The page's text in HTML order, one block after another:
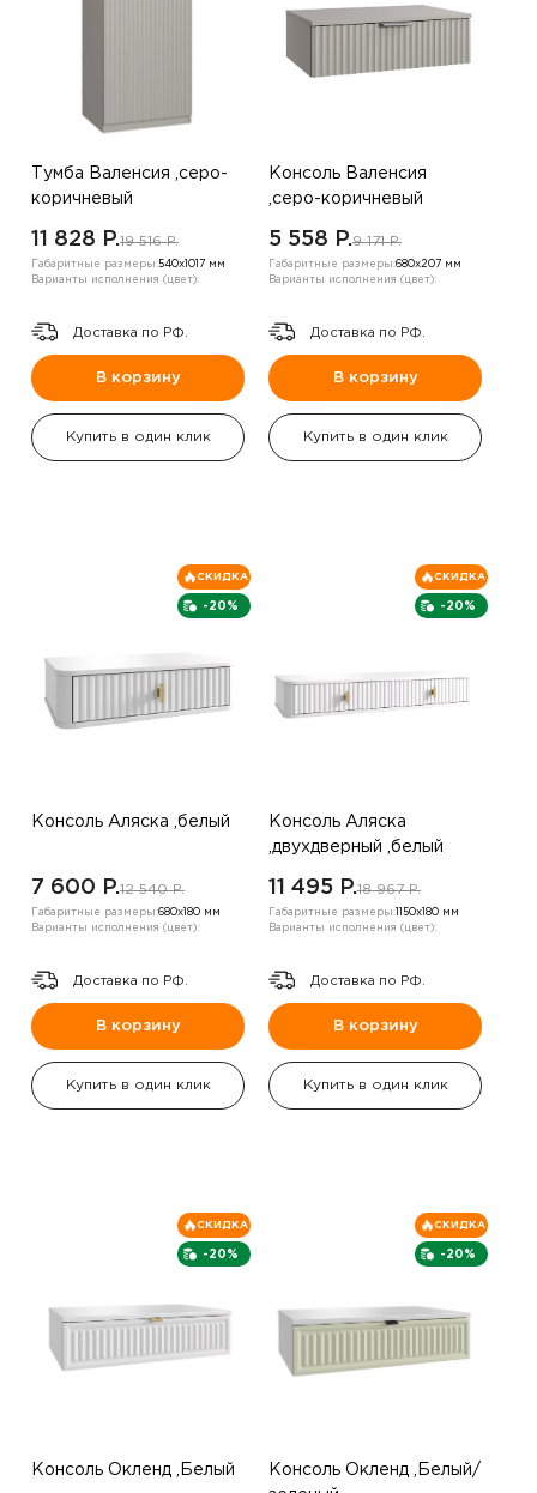
Тумба Валенсия ,серо-
коричневый
11 828 P.19 516 P.
Габаритные размеры:540х1017 мм
Варианты исполнения (цвет):
Доставка по РФ.
В корзину
Купить в один клик
Консоль Валенсия
,серо-коричневый
5 558 P.9 171 P.
Габаритные размеры:680х207 мм
Варианты исполнения (цвет):
Доставка по РФ.
В корзину
Купить в один клик
-20%
СКИДКА
Консоль Аляска ,белый
7 600 P.12 540 P.
Габаритные размеры:680х180 мм
Варианты исполнения (цвет):
Доставка по РФ.
В корзину
Купить в один клик
-20%
СКИДКА
Консоль Аляска
,двухдверный ,белый
11 495 P.18 967 P.
Габаритные размеры: 1150х180 мм
Варианты исполнения (цвет):
Доставка по РФ.
В корзину
Купить в один клик
-20%
СКИДКА
Консоль Окленд ,Белый
-20%
СКИДКА
Консоль Окленд ,Белый/